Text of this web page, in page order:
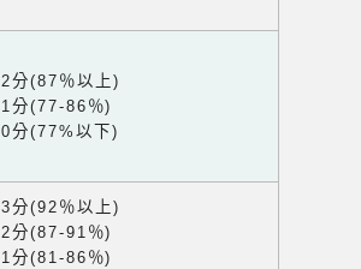
2分(87％以上)
1分(77-86％)
0分(77%以下)
3分(92％以上)
2分(87-91％)
1分(81-86％)